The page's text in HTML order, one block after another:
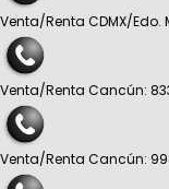
Venta/Renta CDMX/Edo.
Venta/Renta Cancún: 833
Venta/Renta Cancún: